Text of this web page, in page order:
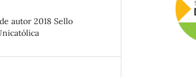
autor 2018 Sello